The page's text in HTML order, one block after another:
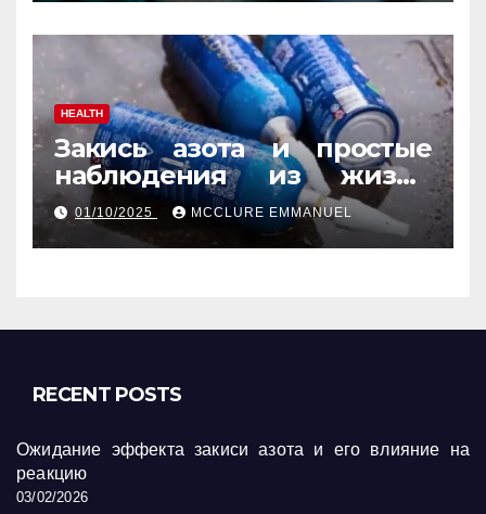
HEALTH
Закись азота и простые
наблюдения из жизни
обычных людей
01/10/2025 MCCLURE EMMANUEL
RECENT POSTS
Ожидание эффекта закиси азота и его влияние на
реакцию
03/02/2026